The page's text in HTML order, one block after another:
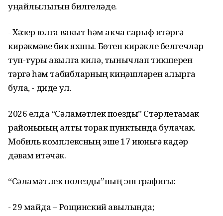
уңайлылыгын билгеләде.
- Хәзер юлга вакыт һәм акча сарыф итәргә
кирәкмәве бик яхшы. Бөтен кирәкле белгечләр
туп-туры авылга килә, тынычлап тикшеренү
үтәргә һәм табибларның киңәшләрен алырга
була, - диде ул.
2026 елда “Сәламәтлек поезды” Стәрлетамак
районының алты торак пунктында булачак.
Мобиль комплексның эше 17 июньгә кадәр
дәвам итәчәк.
“Сәламәтлек полезды”ның эш графигы:
- 29 майда – Рощинский авылында;